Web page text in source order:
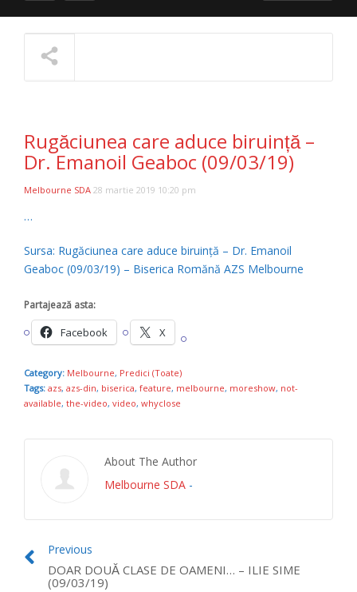
Rugăciunea care aduce biruință –
Dr. Emanoil Geaboc (09/03/19)
Melbourne SDA 28 martie 2019 10:20 pm
…
Sursa: Rugăciunea care aduce biruință – Dr. Emanoil
Geaboc (09/03/19) – Biserica Romănă AZS Melbourne
Partajează asta:
Facebook X
Category: Melbourne, Predici (Toate)
Tags: azs, azs-din, biserica, feature, melbourne, moreshow, not-
available, the-video, video, whyclose
About The Author
Melbourne SDA -
Previous
DOAR DOUĂ CLASE DE OAMENI… – ILIE SIME
(09/03/19)